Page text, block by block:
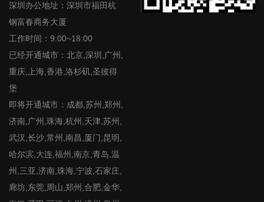
深圳办公地址：深圳市福田杭
钢富春商务大厦
工作时间：9:00~18:00
已经开通城市：北京,深圳,广州,
重庆,上海,香港,洛杉矶,圣彼得
堡
即将开通城市：成都,苏州,郑州,
济南,广州,珠海,杭州,天津,苏州,
武汉,长沙,常州,南昌,厦门,昆明,
哈尔滨,大连,福州,南京,青岛,温
州,三亚,济南,珠海,宁波,石家庄,
廊坊,东莞,周山,郑州,合肥,金华,